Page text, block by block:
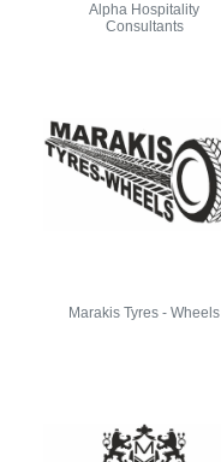
Alpha Hospitality
Consultants
Marakis Tyres - Wheels